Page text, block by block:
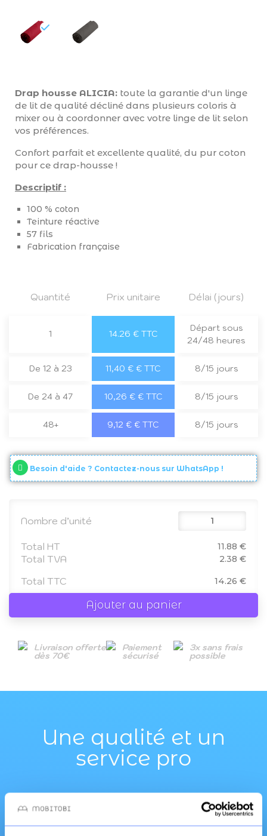
Drap housse ALICIA: toute la garantie d'un linge
de lit de qualité décliné dans plusieurs coloris à
mixer ou à coordonner avec votre linge de lit selon
vos préférences.
Confort parfait et excellente qualité, du pur coton
pour ce drap-housse !
Descriptif :
100 % coton
Teinture réactive
57 fils
Fabrication française
Quantité Prix unitaire Délai (jours)
1 14.26 € TTC
Départ sous
24/48 heures
De 12 à 23 11,40 € € TTC 8/15 jours
De 24 à 47 10,26 € € TTC 8/15 jours
48+ 9,12 € € TTC 8/15 jours
Besoin d'aide ? Contactez-nous sur WhatsApp !
Nombre d’unité
Total HT 11.88 €
Total TVA 2.38 €
Total TTC 14.26 €
Ajouter au panier
Livraison offerte
dès 70€
Paiement
sécurisé
3x sans frais
possible
Une qualité et un
service pro